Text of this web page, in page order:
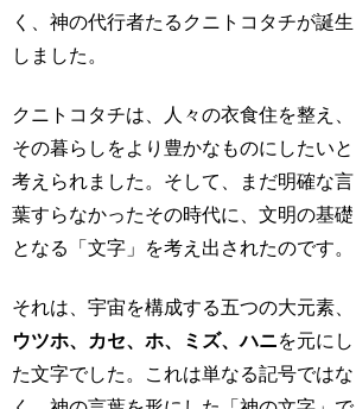
く、神の代行者たるクニトコタチが誕生
しました。
クニトコタチは、人々の衣食住を整え、
その暮らしをより豊かなものにしたいと
考えられました。そして、まだ明確な言
葉すらなかったその時代に、文明の基礎
となる「文字」を考え出されたのです。
それは、宇宙を構成する五つの大元素、
ウツホ、カセ、ホ、ミズ、ハニを元にし
た文字でした。これは単なる記号ではな